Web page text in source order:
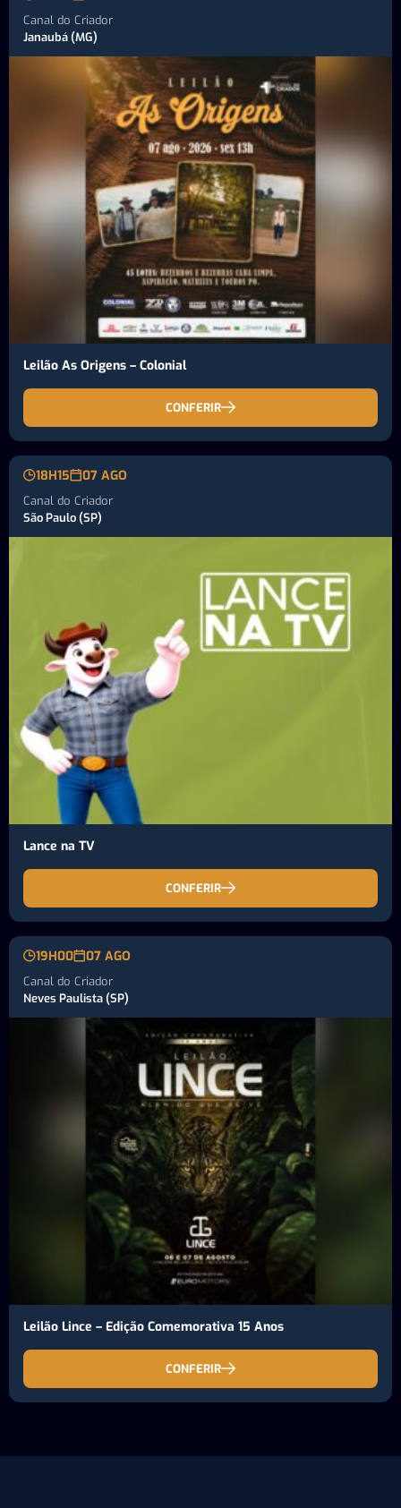
Canal do Criador
Janaubá (MG)
Leilão As Origens – Colonial
CONFERIR
18H15 07 AGO
Canal do Criador
São Paulo (SP)
Lance na TV
CONFERIR
19H00 07 AGO
Canal do Criador
Neves Paulista (SP)
Leilão Lince – Edição Comemorativa 15 Anos
CONFERIR